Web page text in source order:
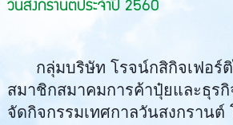
วันสงกรานต์ประจำปี 2560
กลุ่มบริษัท โรจน์กสิกิจเฟอร์ติ
สมาชิกสมาคมการค้าปุ๋ยและธุรกิ
จัดกิจกรรมเทศกาลวันสงกราน